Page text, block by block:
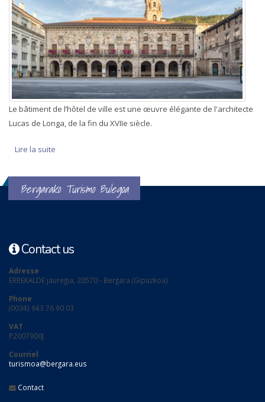
Le bâtiment de l’hôtel de ville est une œuvre élégante de l'architecte
Lucas de Longa, de la fin du XVIIe siècle.
Lire la suite
Bergarako Turismo Bulegoa
Contact us
Adresse
ERREKALDE jauregia, 20570 - Bergara (Gipuzkoa)
Phone
(0034) 943 76 90 03
VAT
P2007900J
Courriel
turismoa@bergara.eus
Contact